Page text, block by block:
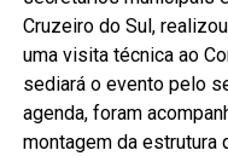
Cruzeiro do Sul,
uma visita técnica ao
sediará o evento pelo
agenda, foram
montagem da estrutura